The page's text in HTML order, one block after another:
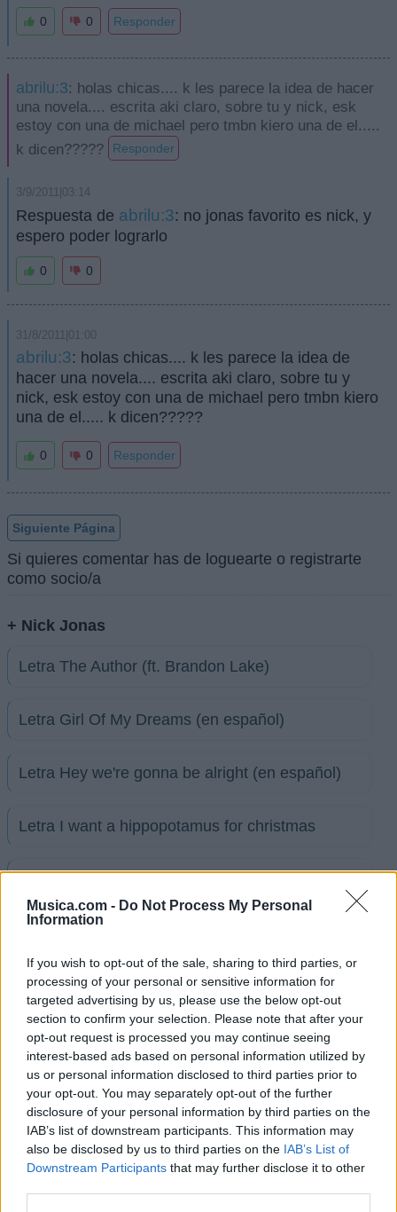
Musica.com - Do Not Process My Personal
Information
If you wish to opt-out of the sale, sharing to third parties, or
processing of your personal or sensitive information for
targeted advertising by us, please use the below opt-out
section to confirm your selection. Please note that after your
opt-out request is processed you may continue seeing
interest-based ads based on personal information utilized by
us or personal information disclosed to third parties prior to
your opt-out. You may separately opt-out of the further
disclosure of your personal information by third parties on the
IAB’s list of downstream participants. This information may
also be disclosed by us to third parties on the IAB’s List of
Downstream Participants that may further disclose it to other
0 0 Responder
abrilu:3: holas chicas.... k les parece la idea de hacer
una novela.... escrita aki claro, sobre tu y nick, esk
estoy con una de michael pero tmbn kiero una de el.....
k dicen?????
Responder
3/9/2011|03:14
Respuesta de abrilu:3: no jonas favorito es nick, y
espero poder lograrlo
0 0
31/8/2011|01:00
abrilu:3: holas chicas.... k les parece la idea de
hacer una novela.... escrita aki claro, sobre tu y
nick, esk estoy con una de michael pero tmbn kiero
una de el..... k dicen?????
0 0 Responder
Siguiente Página
Si quieres comentar has de loguearte o registrarte
como socio/a
+ Nick Jonas
Letra The Author (ft. Brandon Lake)
Letra Girl Of My Dreams (en español)
Letra Hey we're gonna be alright (en español)
Letra I want a hippopotamus for christmas
Letra Time for me To fly (en español)
Letra You Just Don't Know it
Letra Before The Love Story
+ Letras de Nick Jonas
Ranking